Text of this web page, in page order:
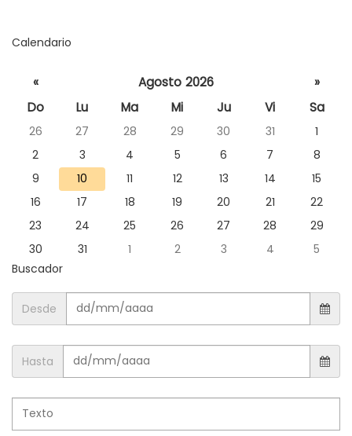
Calendario
Seleccione
un día
para
consultar
noticias
de ese día
« Agosto 2026
»
Do
Lu Ma Mi Ju Vi Sa
26 27 28 29 30 31
1
2
3 4 5 6 7
8
9
10 11 12 13 14
15
16
17 18 19 20 21
22
23
24 25 26 27 28
29
30
31 1 2 3 4
5
Buscador
Desde
Hasta